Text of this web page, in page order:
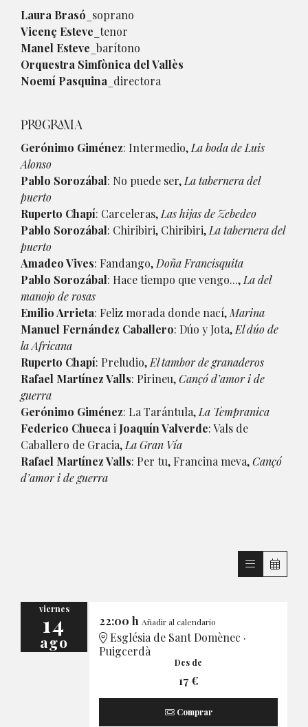
Laura Brasó _soprano
Vicenç Esteve _tenor
Manel Esteve _barítono
Orquestra Simfònica del Vallès
Noemí Pasquina _directora
PROGRAMA
Gerónimo Giménez: Intermedio, La boda de Luis
Alonso
Pablo Sorozábal: No puede ser, La tabernera del
puerto
Ruperto Chapí: Carceleras, Las hijas de Zebedeo
Pablo Sorozábal: Chiribiri, Chiribiri, La tabernera del
puerto
Amadeo Vives: Fandango, Doña Francisquita
Pablo Sorozábal: Hace tiempo que vengo..., La del
manojo de rosas
Emilio Arrieta: Feliz morada donde nací, Marina
Manuel Fernández Caballero: Dúo y Jota, El dúo de
la Africana
Ruperto Chapí: Preludio, El tambor de granaderos
Rafael Martínez Valls: Pirineu,Cançó d’amor i de
guerra
Gerónimo Giménez: La Tarántula, La Tempranica
Federico Chueca i Joaquín Valverde: Vals de
Caballero de Gracia, La Gran Vía
Rafael Martínez Valls: Per tu, Francina meva,Cançó
d’amor i de guerra
viernes
14
ago
22:00 h Añadir al calendario
Església de Sant Domènec ·
Puigcerdà
Des de
17 €
Comprar